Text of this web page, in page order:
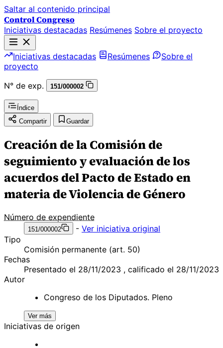
Saltar al contenido principal
Control Congreso
Iniciativas destacadas Resúmenes Sobre el proyecto
Iniciativas destacadas Resúmenes
Sobre el
proyecto
N° de exp.
151/000002
Índice
Compartir
Guardar
Creación de la Comisión de
seguimiento y evaluación de los
acuerdos del Pacto de Estado en
materia de Violencia de Género
Número de expendiente
151/000002 - Ver iniciativa original
Tipo
Comisión permanente (art. 50)
Fechas
Presentado el 28/11/2023 , calificado el 28/11/2023
Autor
Congreso de los Diputados. Pleno
Ver más
Iniciativas de origen